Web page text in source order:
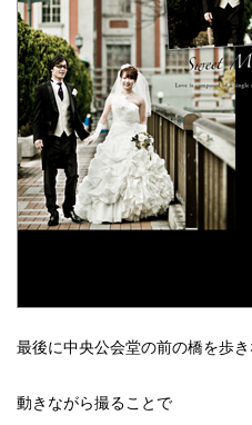
最後に中央公会堂の前の橋を歩き
動きながら撮ることで